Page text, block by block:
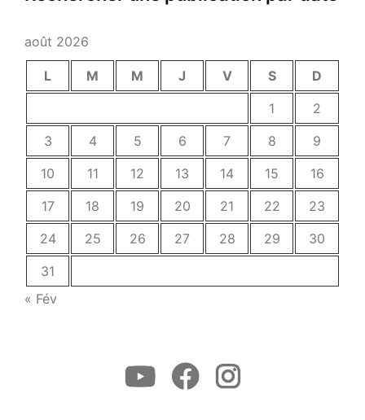
août 2026
L M M J V S
D
1
2
3
4 5 6 7 8
9
10
11 12 13 14 15
16
17
18 19 20 21 22
23
24
25 26 27 28 29
30
31
« Fév
Youtube FacebookInstagram